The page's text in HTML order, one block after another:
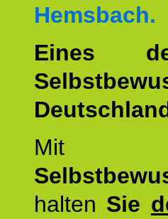
Hemsbach.
Eines
halten Sie